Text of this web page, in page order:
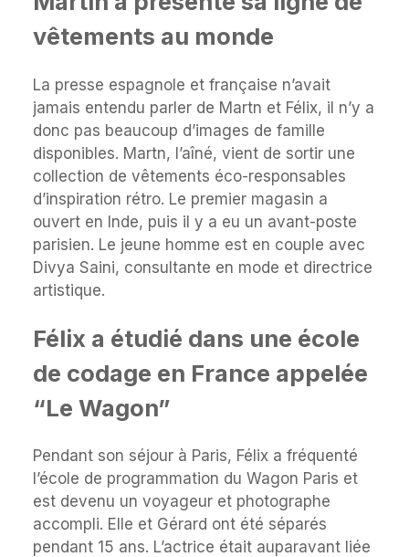
vêtements au monde
La presse espagnole et française n’avait
jamais entendu parler de Martn et Félix, il n’y a
donc pas beaucoup d’images de famille
disponibles. Martn, l’aîné, vient de sortir une
collection de vêtements éco-responsables
d’inspiration rétro. Le premier magasin a
ouvert en Inde, puis il y a eu un avant-poste
parisien. Le jeune homme est en couple avec
Divya Saini, consultante en mode et directrice
artistique.
Félix a étudié dans une école
de codage en France appelée
“Le Wagon”
Pendant son séjour à Paris, Félix a fréquenté
l’école de programmation du Wagon Paris et
est devenu un voyageur et photographe
accompli. Elle et Gérard ont été séparés
pendant 15 ans. L’actrice était auparavant liée